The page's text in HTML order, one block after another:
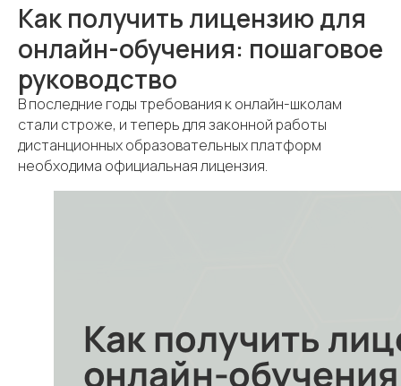
Как получить лицензию для
онлайн-обучения: пошаговое
руководство
В последние годы требования к онлайн-школам
стали строже, и теперь для законной работы
дистанционных образовательных платформ
необходима официальная лицензия.